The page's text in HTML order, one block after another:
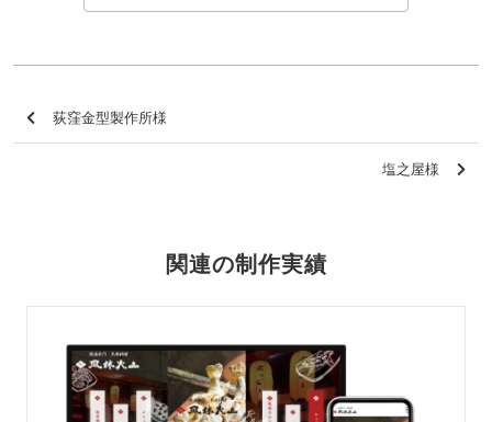
荻窪金型製作所様
塩之屋様
関連の制作実績